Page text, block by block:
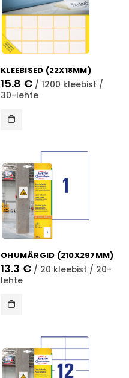
KLEEBISED (22X18MM)
15.8 € / 1200 kleebist /
30-lehte
OHUMÄRGID (210X297MM)
13.3 € / 20 kleebist / 20-
lehte